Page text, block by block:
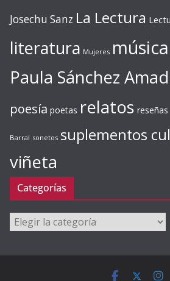
Josechu Sanz La Lectura
literatura Mujeres música
Paula Sánchez
poesía poetas relatos reseñas
Barral sonetos suplementos
viñeta
Categorías
Categorías